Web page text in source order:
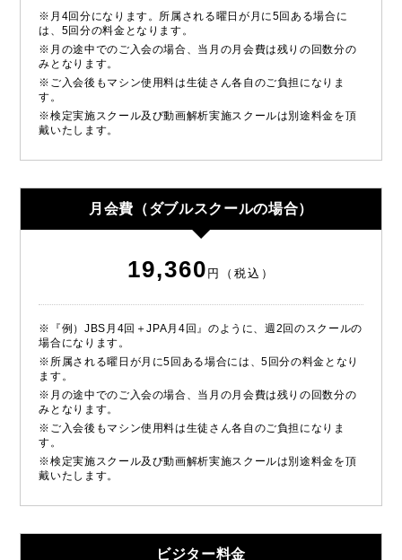
※月4回分になります。所属される曜日が月に5回ある場合に
は、5回分の料金となります。
※月の途中でのご入会の場合、当月の月会費は残りの回数分の
みとなります。
※ご入会後もマシン使用料は生徒さん各自のご負担になりま
す。
※検定実施スクール及び動画解析実施スクールは別途料金を頂
戴いたします。
月会費（ダブルスクールの場合）
19,360 円（税込）
※『例）JBS月4回＋JPA月4回』のように、週2回のスクールの
場合になります。
※所属される曜日が月に5回ある場合には、5回分の料金となり
ます。
※月の途中でのご入会の場合、当月の月会費は残りの回数分の
みとなります。
※ご入会後もマシン使用料は生徒さん各自のご負担になりま
す。
※検定実施スクール及び動画解析実施スクールは別途料金を頂
戴いたします。
ビジター料金